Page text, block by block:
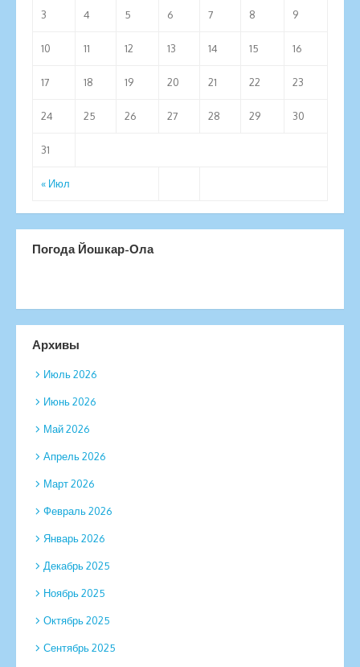
« Июл
3 4 5 6 7 8 9
10 11 12 13 14 15 16
17 18 19 20 21 22 23
24 25 26 27 28 29 30
31
Погода Йошкар-Ола
Архивы
Июль 2026
Июнь 2026
Май 2026
Апрель 2026
Март 2026
Февраль 2026
Январь 2026
Декабрь 2025
Ноябрь 2025
Октябрь 2025
Сентябрь 2025